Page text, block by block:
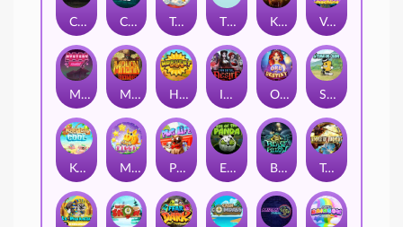
Chaos Crew Cubes 2 Tai The Toad The Respinners Klowns Vending Machine
Mystery Motel Mayan Stackways Harvest Wilds Immortal Desire Orb of Destiny Stack'em
Keep 'em Cool Magic Piggy Pug Life Eye of the Panda Beast Below Temple of Torment